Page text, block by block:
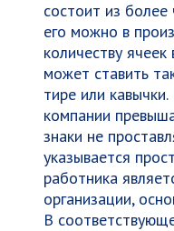
состоит из
его можно в
количеству
может ставить
тире или
компании
знаки не
указывается
работника
организации,
В